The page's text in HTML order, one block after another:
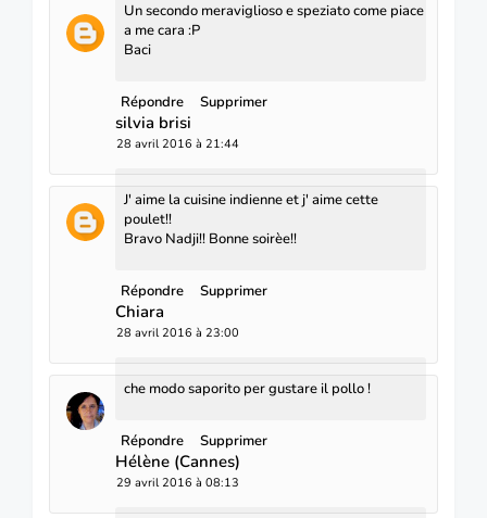
Un secondo meraviglioso e speziato come piace
a me cara :P
Baci
Répondre Supprimer
silvia brisi
28 avril 2016 à 21:44
J' aime la cuisine indienne et j' aime cette
poulet!!
Bravo Nadji!! Bonne soirèe!!
Répondre Supprimer
Chiara
28 avril 2016 à 23:00
che modo saporito per gustare il pollo !
Répondre Supprimer
Hélène (Cannes)
29 avril 2016 à 08:13